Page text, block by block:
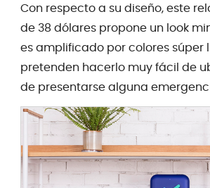
Con respecto a su diseño, este
de 38 dólares propone un look
es amplificado por colores súper
pretenden hacerlo muy fácil de
de presentarse alguna